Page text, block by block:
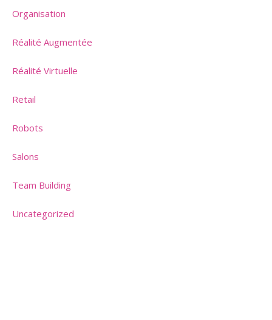
Organisation
Réalité Augmentée
Réalité Virtuelle
Retail
Robots
Salons
Team Building
Uncategorized